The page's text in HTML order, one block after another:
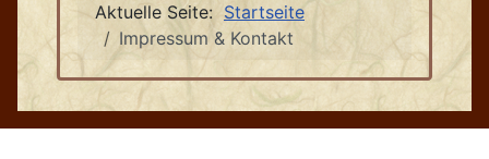
Aktuelle Seite: Startseite
Impressum & Kontakt